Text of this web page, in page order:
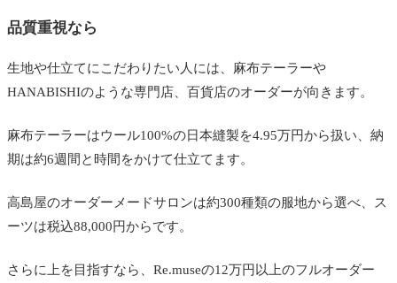
品質重視なら
生地や仕立てにこだわりたい人には、麻布テーラーや
HANABISHIのような専門店、百貨店のオーダーが向きます。
麻布テーラーはウール100%の日本縫製を4.95万円から扱い、納
期は約6週間と時間をかけて仕立てます。
高島屋のオーダーメードサロンは約300種類の服地から選べ、ス
ーツは税込88,000円からです。
さらに上を目指すなら、Re.museの12万円以上のフルオーダー